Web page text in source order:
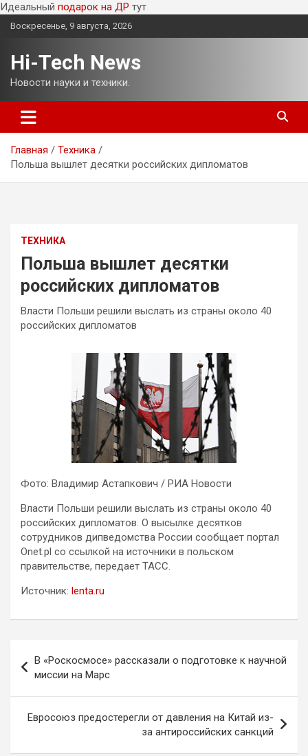
Идеальный подарок на ДР тут
Перейти
Воскресенье, 9 августа, 2026
Hi-Tech News
Новости науки и техники.
Главная
Техника
Польша вышлет десятки российских дипломатов
ТЕХНИКА
Польша вышлет десятки
российских дипломатов
Власти Польши решили выслать из страны около 40
российских дипломатов
Фото: Владимир Астапкович / РИА Новости
Власти Польши решили выслать из страны около 40
российских дипломатов. О высылке десятков
сотрудников дипведомства России сообщает портал
Onet.pl со ссылкой на источники в польском
правительстве, передает ТАСС.
Источник: lenta.ru
по
записям
В «Роскосмосе» рассказали о подготовке к научной
миссии на Марс
Евросоюз предостерегли от давления на Китай из-
за антироссийских санкций